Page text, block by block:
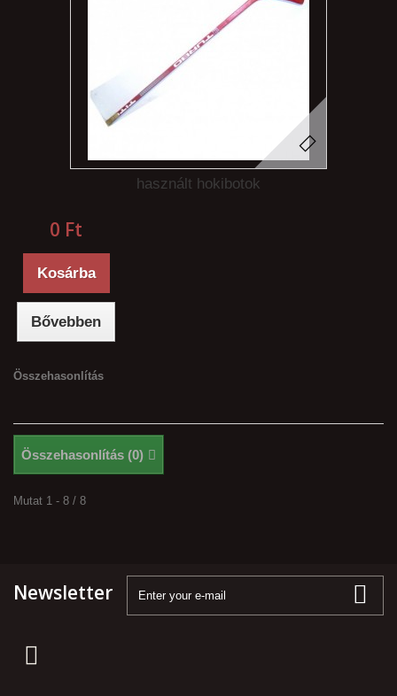
használt hokibotok
0 Ft‎
Kosárba
Bővebben
Összehasonlítás
Összehasonlítás (0)
Mutat 1 - 8 / 8
Newsletter